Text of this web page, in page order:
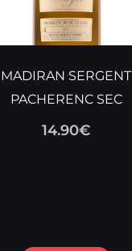
MADIRAN SERGENT
PACHERENC SEC
14.90€